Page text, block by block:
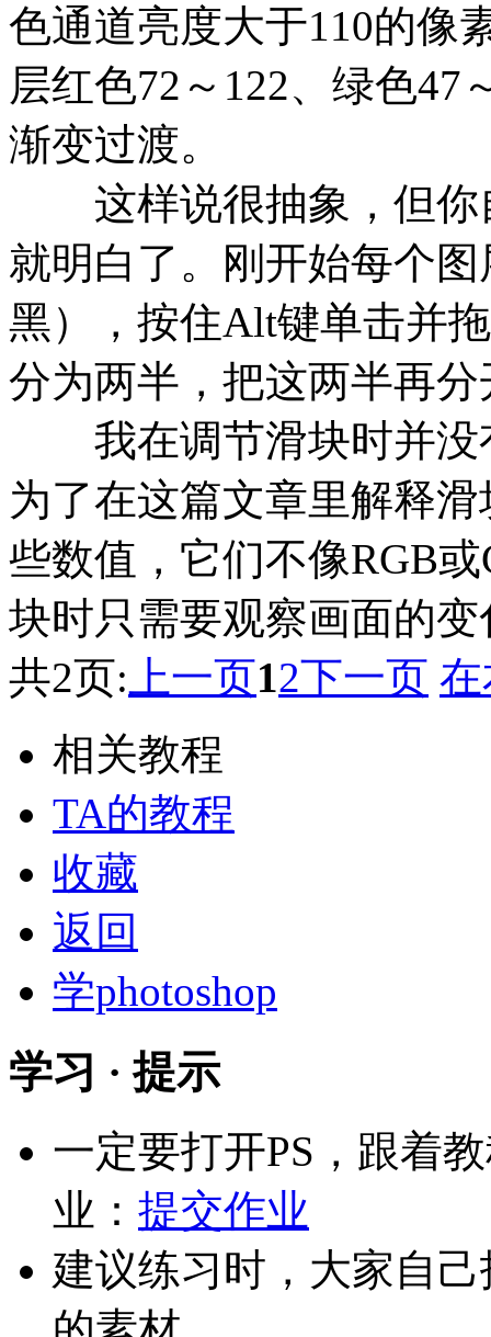
色通道亮度大于110的像
层红色72～122、绿色47
渐变过渡。
这样说很抽象，但你
就明白了。刚开始每个
黑），按住Alt键单击并
分为两半，把这两半再
我在调节滑块时并没
为了在这篇文章里解释
些数值，它们不像RGB
块时只需要观察画面的
共2页: 上一页12下一页
相关教程
TA的教程
收藏
返回
学photoshop
学习 · 提示
一定要打开PS，跟着
业： 提交作业
建议练习时，大家自